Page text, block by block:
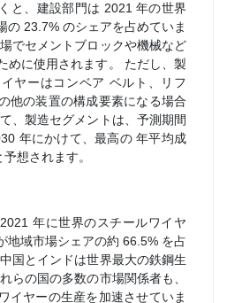
と、建設部門は 2021 年の世界
の 23.7% のシェアを占めていま
でセメントブロックや機械など
めに使用されます。 ただし、製
ヤーはコンベア ベルト、リフ
他の装置の構成要素になる場合
、製造セグメントは、予測期間
年にかけて、最高の 年平均成
想されます。
年に世界のスチールワイヤ
地域市場シェアの約 66.5% を占
国とインドは世界最大の鉄鋼生
らの国の多数の市場関係者も、
イヤーの生産を加速させていま